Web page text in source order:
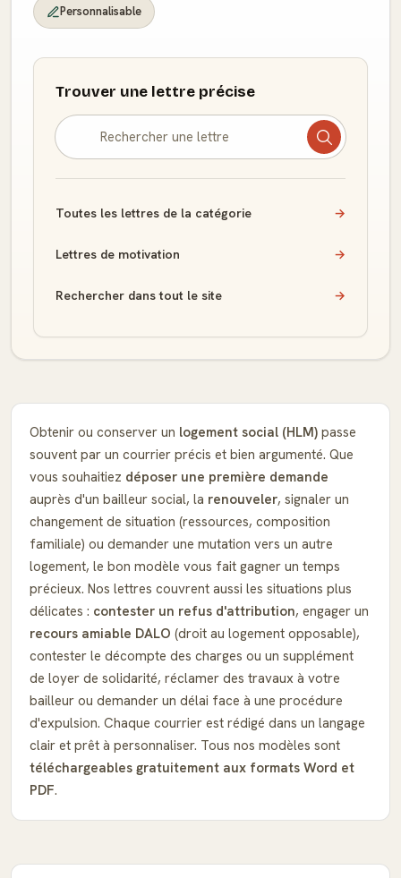
Personnalisable
Trouver une lettre précise
Toutes les lettres de la catégorie →
Lettres de motivation →
Rechercher dans tout le site →
Obtenir ou conserver un logement social (HLM) passe
souvent par un courrier précis et bien argumenté. Que
vous souhaitiez déposer une première demande
auprès d'un bailleur social, la renouveler, signaler un
changement de situation (ressources, composition
familiale) ou demander une mutation vers un autre
logement, le bon modèle vous fait gagner un temps
précieux. Nos lettres couvrent aussi les situations plus
délicates : contester un refus d'attribution, engager un
recours amiable DALO (droit au logement opposable),
contester le décompte des charges ou un supplément
de loyer de solidarité, réclamer des travaux à votre
bailleur ou demander un délai face à une procédure
d'expulsion. Chaque courrier est rédigé dans un langage
clair et prêt à personnaliser. Tous nos modèles sont
téléchargeables gratuitement aux formats Word et
PDF.